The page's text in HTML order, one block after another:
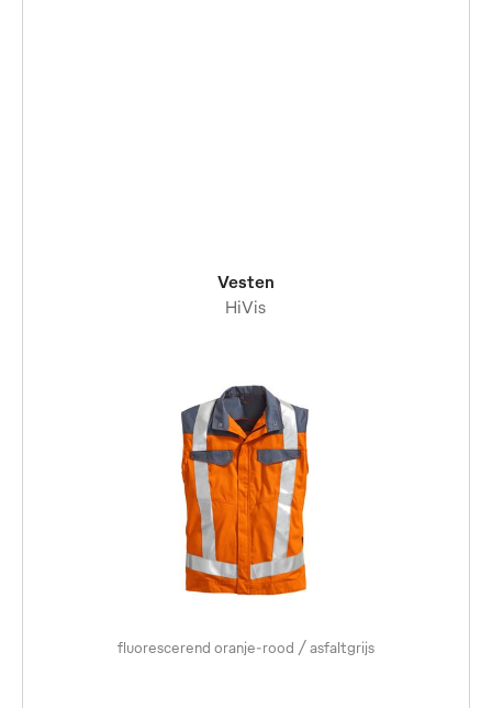
Vesten
HiVis
fluorescerend oranje-rood / asfaltgrijs